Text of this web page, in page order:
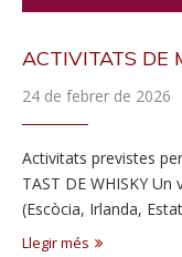
ACTIVITATS DE
24 de febrer de 2026
Activitats previstes
TAST DE WHISKY
(Escòcia, Irlanda,
Llegir més